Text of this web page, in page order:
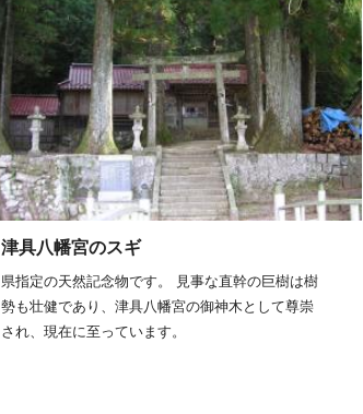
津具八幡宮のスギ
県指定の天然記念物です。 見事な直幹の巨樹は樹
勢も壮健であり、津具八幡宮の御神木として尊崇
され、現在に至っています。